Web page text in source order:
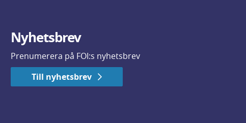
Nyhetsbrev
Prenumerera på FOI:s nyhetsbrev
Till nyhetsbrev